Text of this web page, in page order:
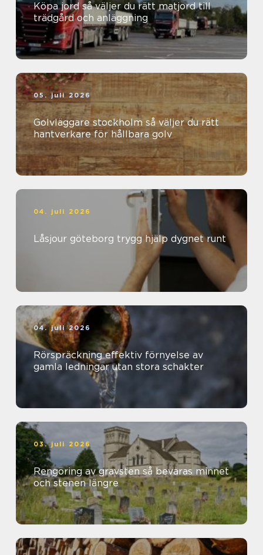
Köpa jord så väljer du rätt matjord till
trädgård och anläggning
05. juli 2026
Golvläggare stockholm så väljer du rätt
hantverkare för hållbara golv
04. juli 2026
Låsjour göteborg trygg hjälp dygnet runt
04. juli 2026
Rörspräckning effektiv förnyelse av
gamla ledningar utan stora schakter
03. juli 2026
Rengöring av gravsten så bevaras minnet
och stenen längre